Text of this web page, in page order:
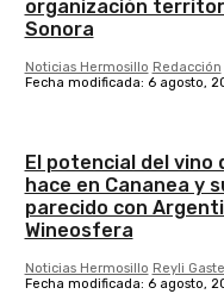
organización
Sonora
Noticias Hermosillo Redacción
Fecha modificada: 6 agosto,
El potencial del vino
hace en Cananea y
parecido con
Wineosfera
Noticias Hermosillo Reyli
Fecha modificada: 6 agosto,